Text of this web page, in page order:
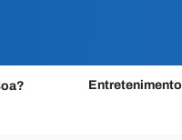
Entretenimento